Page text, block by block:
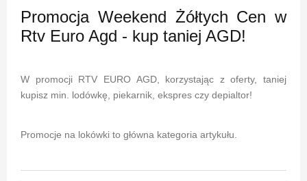
Promocja Weekend Żółtych Cen w
Rtv Euro Agd - kup taniej AGD!
W promocji RTV EURO AGD, korzystając z oferty, taniej
kupisz min. lodówkę, piekarnik, ekspres czy depialtor!
Promocje na lokówki to główna kategoria artykułu.